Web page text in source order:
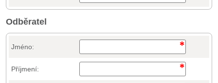
Odběratel
Jméno:
Příjmení: